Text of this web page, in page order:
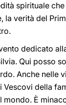
spirituale
la verità del
dedicato
Qui posso
Anche nelle
Vescovi della
mondo. È